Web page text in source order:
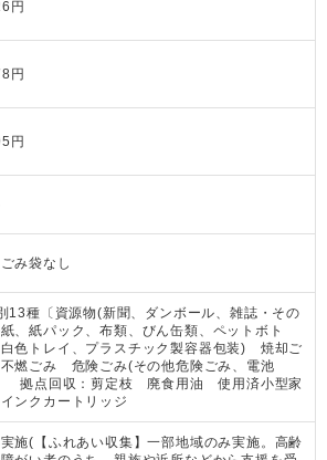
円
円
円
み袋なし
13種〔資源物(新聞、ダンボール、雑誌・その
、紙パック、布類、びん缶類、ペットボト
白色トレイ、プラスチック製容器包装) 焼却ご
燃ごみ 危険ごみ(その他危険ごみ、電池
拠点回収：剪定枝 廃食用油 使用済小型家
ンクカートリッジ
施(【ふれあい収集】一部地域のみ実施。高齢